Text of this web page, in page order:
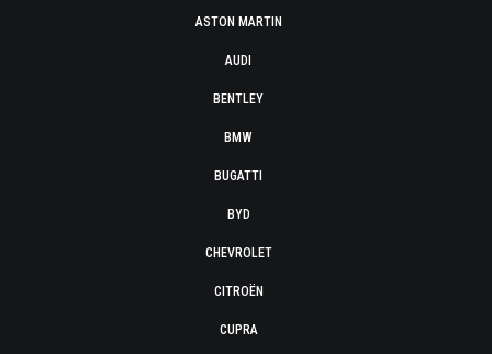
ASTON MARTIN
AUDI
BENTLEY
BMW
BUGATTI
BYD
CHEVROLET
CITROËN
CUPRA